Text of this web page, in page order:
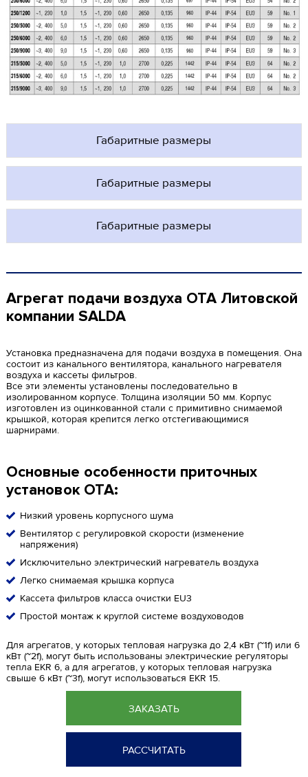
Габаритные размеры
Габаритные размеры
Габаритные размеры
Агрегат подачи воздуха OTA Литовской
компании SALDA
Установка предназначена для подачи воздуха в помещения. Она
состоит из канального вентилятора, канального нагревателя
воздуха и кассеты фильтров.
Все эти элементы установлены последовательно в
изолированном корпусе. Толщина изоляции 50 мм. Корпус
изготовлен из оцинкованной стали с примитивно снимаемой
крышкой, которая крепится легко отстегивающимися
шарнирами.
Основные особенности приточных
установок ОТА:
Низкий уровень корпусного шума
Вентилятор с регулировкой скорости (изменение
напряжения)
Исключительно электрический нагреватель воздуха
Легко снимаемая крышка корпуса
Кассета фильтров класса очистки EU3
Простой монтаж к круглой системе воздуховодов
Для агрегатов, у которых тепловая нагрузка до 2,4 кВт (~1f) или 6
кВт (~2f), могут быть использованы электрические регуляторы
тепла EKR 6, а для агрегатов, у которых тепловая нагрузка
свыше 6 кВт (~3f), могут использоваться EKR 15.
ЗАКАЗАТЬ
РАССЧИТАТЬ